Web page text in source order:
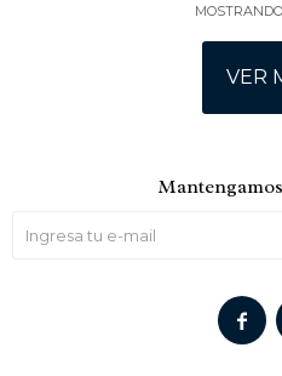
MOSTRANDO
VER
